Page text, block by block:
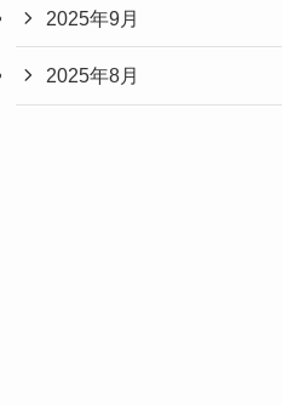
2025年9月
2025年8月